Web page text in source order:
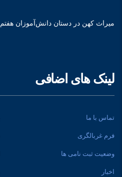
میراث کهن در دستان دانش‌آموزان هفتم
لینک های اضافی
تماس با ما
فرم غربالگری
وضعیت ثبت نامی ها
اخبار